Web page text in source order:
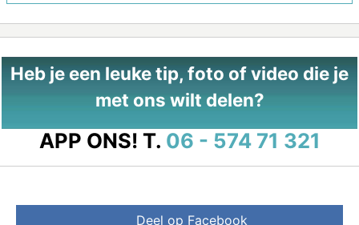
Heb je een leuke tip, foto of video die je
met ons wilt delen?
APP ONS! T. 06 - 574 71 321
Deel op Facebook